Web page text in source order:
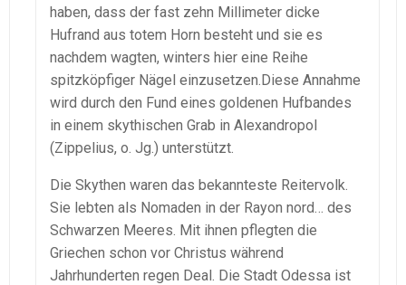
haben, dass der fast zehn Millimeter dicke
Hufrand aus totem Horn besteht und sie es
nachdem wagten, winters hier eine Reihe
spitzköpfiger Nägel einzusetzen.Diese Annahme
wird durch den Fund eines goldenen Hufbandes
in einem skythischen Grab in Alexandropol
(Zippelius, o. Jg.) unterstützt.
Die Skythen waren das bekannteste Reitervolk.
Sie lebten als Nomaden in der Rayon nord… des
Schwarzen Meeres. Mit ihnen pflegten die
Griechen schon vor Christus während
Jahrhunderten regen Deal. Die Stadt Odessa ist